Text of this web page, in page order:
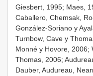
Giesbert, 1995; Maes,
Caballero, Chemsak,
González-Soriano y
Turnbow, Cave y
Monné y Hovore, 2006;
Thomas, 2006;
Dauber, Audureau,